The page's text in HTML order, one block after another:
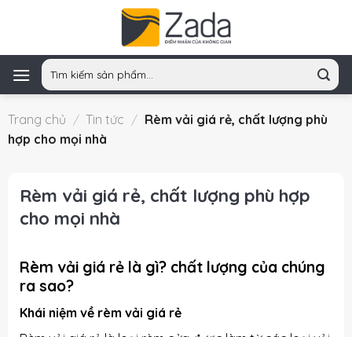
Tìm
kiếm:
Trang chủ / Tin tức / Rèm vải giá rẻ, chất lượng phù
hợp cho mọi nhà
Rèm vải giá rẻ, chất lượng phù hợp
cho mọi nhà
Rèm vải giá rẻ là gì? chất lượng của chúng
ra sao?
Khái niệm về rèm vải giá rẻ